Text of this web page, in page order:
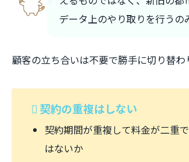
データ上のやり取りを行うの
顧客の立ち合いは不要で勝手に切り替わ
契約の重複はしない
契約期間が重複して料金が二重
はないか